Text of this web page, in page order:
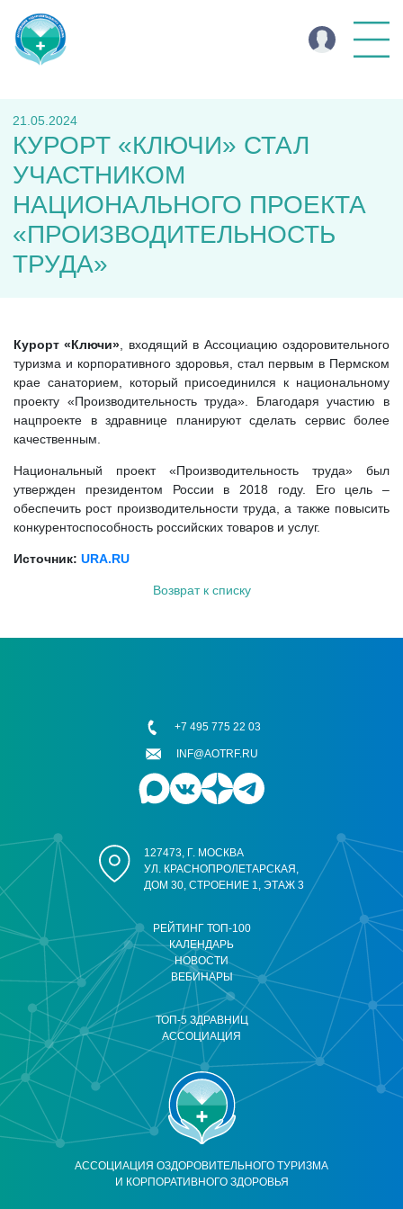
21.05.2024
КУРОРТ «КЛЮЧИ» СТАЛ
УЧАСТНИКОМ
НАЦИОНАЛЬНОГО ПРОЕКТА
«ПРОИЗВОДИТЕЛЬНОСТЬ
ТРУДА»
Курорт «Ключи» , входящий в Ассоциацию оздоровительного
туризма и корпоративного здоровья, стал первым в Пермском
крае санаторием, который присоединился к национальному
проекту «Производительность труда». Благодаря участию в
нацпроекте в здравнице планируют сделать сервис более
качественным.
Национальный проект «Производительность труда» был
утвержден президентом России в 2018 году. Его цель –
обеспечить рост производительности труда, а также повысить
конкурентоспособность российских товаров и услуг.
Источник: URA.RU
Возврат к списку
АССОЦИАЦИЯ ОЗДОРОВИТЕЛЬНОГО ТУРИЗМА
И КОРПОРАТИВНОГО ЗДОРОВЬЯ
РЕЙТИНГ ТОП-100
КАЛЕНДАРЬ
НОВОСТИ
ВЕБИНАРЫ
ТОП-5 ЗДРАВНИЦ
АССОЦИАЦИЯ
127473, Г. МОСКВА
УЛ. КРАСНОПРОЛЕТАРСКАЯ,
ДОМ 30, СТРОЕНИЕ 1, ЭТАЖ 3
+7 495 775 22 03
INF@AOTRF.RU